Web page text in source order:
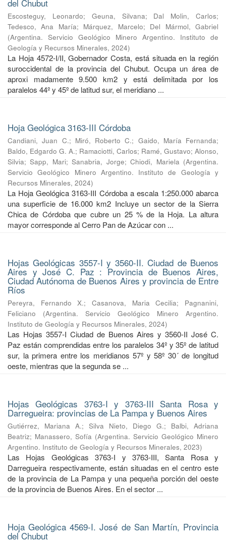
del Chubut
Escosteguy, Leonardo; Geuna, Silvana; Dal Molin, Carlos;
Tedesco, Ana María; Márquez, Marcelo; Del Mármol, Gabriel
(Argentina. Servicio Geológico Minero Argentino. Instituto de
Geología y Recursos Minerales, 2024)
La Hoja 4572-I/II, Gobernador Costa, está situada en la región
suroccidental de la provincia del Chubut. Ocupa un área de
aproxi madamente 9.500 km2 y está delimitada por los
paralelos 44º y 45º de latitud sur, el meridiano ...
Hoja Geológica 3163-III Córdoba
Candiani, Juan C.; Miró, Roberto C.; Gaido, María Fernanda;
Baldo, Edgardo G. A.; Ramaciotti, Carlos; Ramé, Gustavo; Alonso,
Silvia;Sapp, Mari;Sanabria, Jorge;Chiodi, Mariela (Argentina.
Servicio Geológico Minero Argentino. Instituto de Geología y
Recursos Minerales, 2024)
La Hoja Geológica 3163-III Córdoba a escala 1:250.000 abarca
una superficie de 16.000 km2 Incluye un sector de la Sierra
Chica de Córdoba que cubre un 25 % de la Hoja. La altura
mayor corresponde al Cerro Pan de Azúcar con ...
Hojas Geológicas 3557-I y 3560-II. Ciudad de Buenos
Aires y José C. Paz : Provincia de Buenos Aires,
Ciudad Autónoma de Buenos Aires y provincia de Entre
Ríos
Pereyra, Fernando X.;Casanova, Maria Cecilia; Pagnanini,
Feliciano
(Argentina. Servicio Geológico Minero Argentino.
Instituto de Geología y Recursos Minerales, 2024)
Las Hojas 3557-I Ciudad de Buenos Aires y 3560-II José C.
Paz están comprendidas entre los paralelos 34º y 35º de latitud
sur, la primera entre los meridianos 57º y 58º 30´ de longitud
oeste, mientras que la segunda se ...
Hojas Geológicas 3763-I y 3763-III Santa Rosa y
Darregueira: provincias de La Pampa y Buenos Aires
Gutiérrez, Mariana A.; Silva Nieto, Diego G.; Balbi, Adriana
Beatriz; Manassero, Sofía (Argentina. Servicio Geológico Minero
Argentino. Instituto de Geología y Recursos Minerales, 2023)
Las Hojas Geológicas 3763-I y 3763-III, Santa Rosa y
Darregueira respectivamente, están situadas en el centro este
de la provincia de La Pampa y una pequeña porción del oeste
de la provincia de Buenos Aires. En el sector ...
Hoja Geológica 4569-I. José de San Martín, Provincia
del Chubut